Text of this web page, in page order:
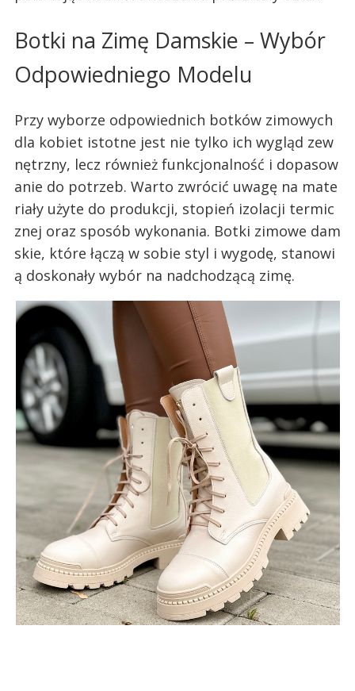
Botki na Zimę Damskie – Wybór
Odpowiedniego Modelu
Przy wyborze odpowiednich botków zimowych
dla kobiet istotne jest nie tylko ich wygląd zew
nętrzny, lecz również funkcjonalność i dopasow
anie do potrzeb. Warto zwrócić uwagę na mate
riały użyte do produkcji, stopień izolacji termic
znej oraz sposób wykonania. Botki zimowe dam
skie, które łączą w sobie styl i wygodę, stanowi
ą doskonały wybór na nadchodzącą zimę.